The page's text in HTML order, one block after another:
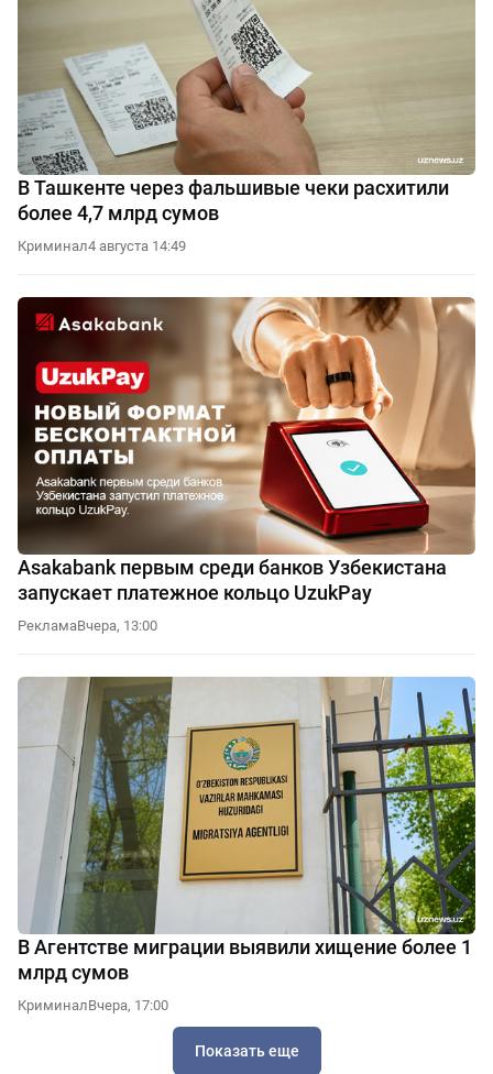
В Ташкенте через фальшивые чеки расхитили
более 4,7 млрд сумов
Криминал4 августа 14:49
Asakabank первым среди банков Узбекистана
запускает платежное кольцо UzukPay
РекламаВчера, 13:00
В Агентстве миграции выявили хищение более 1
млрд сумов
КриминалВчера, 17:00
Показать еще